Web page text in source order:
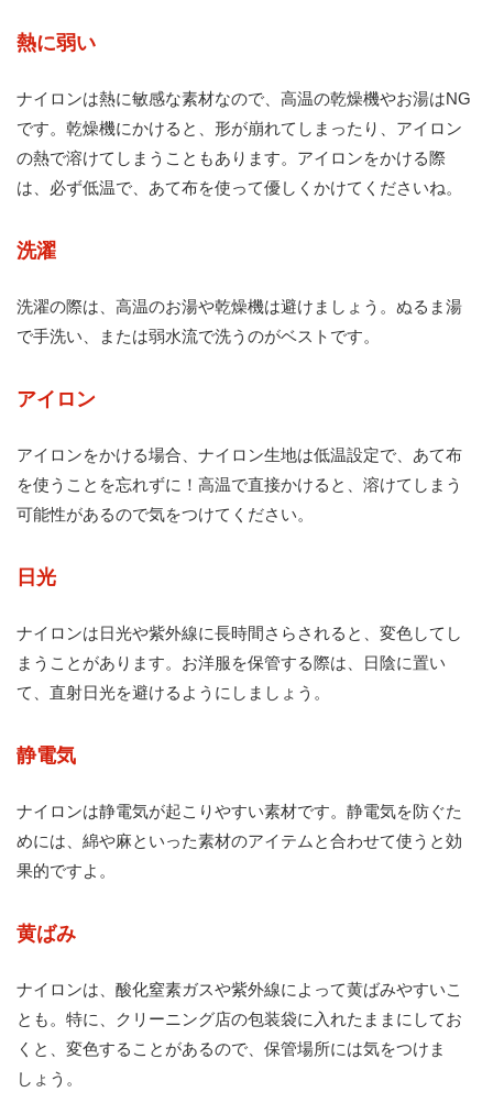
熱に弱い
ナイロンは熱に敏感な素材なので、高温の乾燥機やお湯はNG
です。乾燥機にかけると、形が崩れてしまったり、アイロン
の熱で溶けてしまうこともあります。アイロンをかける際
は、必ず低温で、あて布を使って優しくかけてくださいね。
洗濯
洗濯の際は、高温のお湯や乾燥機は避けましょう。ぬるま湯
で手洗い、または弱水流で洗うのがベストです。
アイロン
アイロンをかける場合、ナイロン生地は低温設定で、あて布
を使うことを忘れずに！高温で直接かけると、溶けてしまう
可能性があるので気をつけてください。
日光
ナイロンは日光や紫外線に長時間さらされると、変色してし
まうことがあります。お洋服を保管する際は、日陰に置い
て、直射日光を避けるようにしましょう。
静電気
ナイロンは静電気が起こりやすい素材です。静電気を防ぐた
めには、綿や麻といった素材のアイテムと合わせて使うと効
果的ですよ。
黄ばみ
ナイロンは、酸化窒素ガスや紫外線によって黄ばみやすいこ
とも。特に、クリーニング店の包装袋に入れたままにしてお
くと、変色することがあるので、保管場所には気をつけま
しょう。